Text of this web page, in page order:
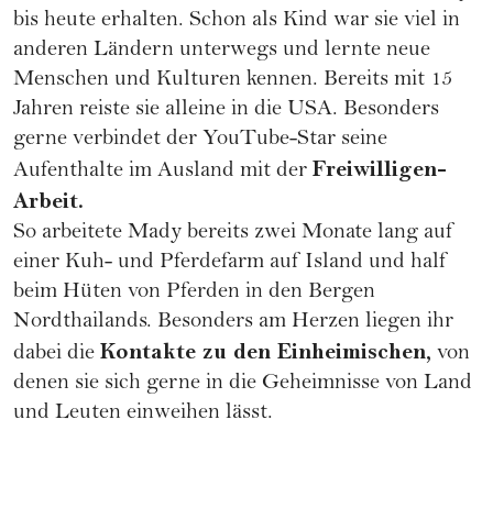
bis heute erhalten. Schon als Kind war sie viel in
anderen Ländern unterwegs und lernte neue
Menschen und Kulturen kennen. Bereits mit 15
Jahren reiste sie alleine in die USA. Besonders
gerne verbindet der YouTube-Star seine
Aufenthalte im Ausland mit der Freiwilligen-
Arbeit.
So arbeitete Mady bereits zwei Monate lang auf
einer Kuh- und Pferdefarm auf Island und half
beim Hüten von Pferden in den Bergen
Nordthailands. Besonders am Herzen liegen ihr
dabei die Kontakte zu den Einheimischen, von
denen sie sich gerne in die Geheimnisse von Land
und Leuten einweihen lässt.